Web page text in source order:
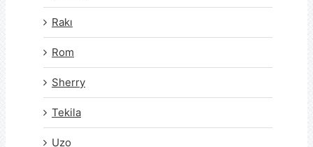
Rakı
Rom
Sherry
Tekila
Uzo